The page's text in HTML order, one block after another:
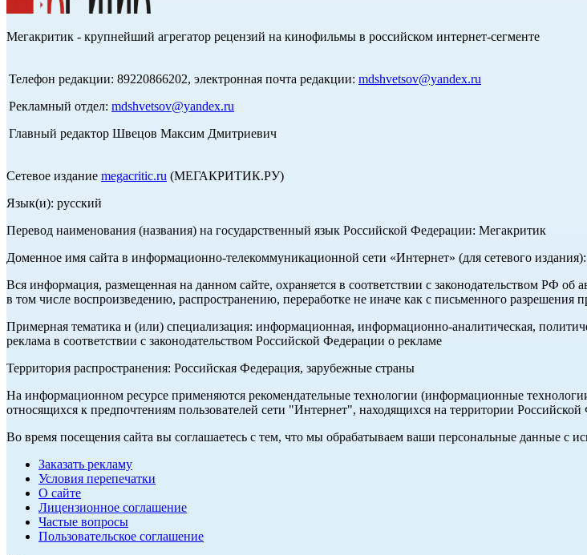
Мегакритик - крупнейший агрегатор рецензий на кинофильмы в российском интернет-сегменте
Телефон редакции: 89220866202, электронная почта редакции: mdshvetsov@yandex.ru
Рекламный отдел: mdshvetsov@yandex.ru
Главный редактор Швецов Максим Дмитриевич
Сетевое издание megacritic.ru (МЕГАКРИТИК.РУ)
Язык(и): русский
Перевод наименования (названия) на государственный язык Российской Федерации: Мегакритик
Доменное имя сайта в информационно-телекоммуникационной сети «Интернет» (для сетевого издания):
Вся информация, размещенная на данном сайте, охраняется в соответствии с законодательством РФ
в том числе воспроизведению, распространению, переработке не иначе как с письменного разрешения
Примерная тематика и (или) специализация: информационная, информационно-аналитическая,
реклама в соответствии с законодательством Российской Федерации о рекламе
Территория распространения: Российская Федерация, зарубежные страны
На информационном ресурсе применяются рекомендательные технологии (информационные
относящихся к предпочтениям пользователей сети "Интернет", находящихся на территории
Во время посещения сайта вы соглашаетесь с тем, что мы обрабатываем ваши персональные данные с
Заказать рекламу
Условия перепечатки
О сайте
Лицензионное соглашение
Частые вопросы
Пользовательское соглашение